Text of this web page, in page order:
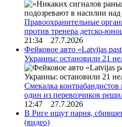
Правоохранительные
против тренера детско-
21:34 27.7.2026
Фейковое авто «Latvijas
Украины: остановили 21
Смекалка
один из перевозчиков
12:47 27.7.2026
В Риге ищут парня,
(видео)